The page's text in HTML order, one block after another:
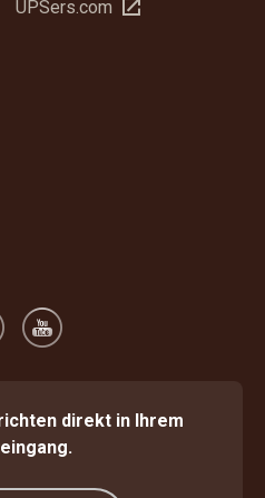
Fenster
UPSers.com In
direkt in Ihrem